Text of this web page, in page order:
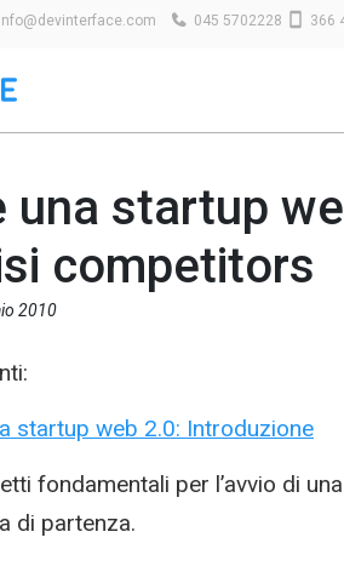
info@devinterface.com 045 5702228 366
una startup
competitors
2010
startup web 2.0: Introduzione
fondamentali per l’avvio di
di partenza.